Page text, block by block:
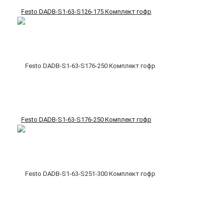
Festo DADB-S1-63-S126-175 Комплект гофр
Festo DADB-S1-63-S176-250 Комплект гофр